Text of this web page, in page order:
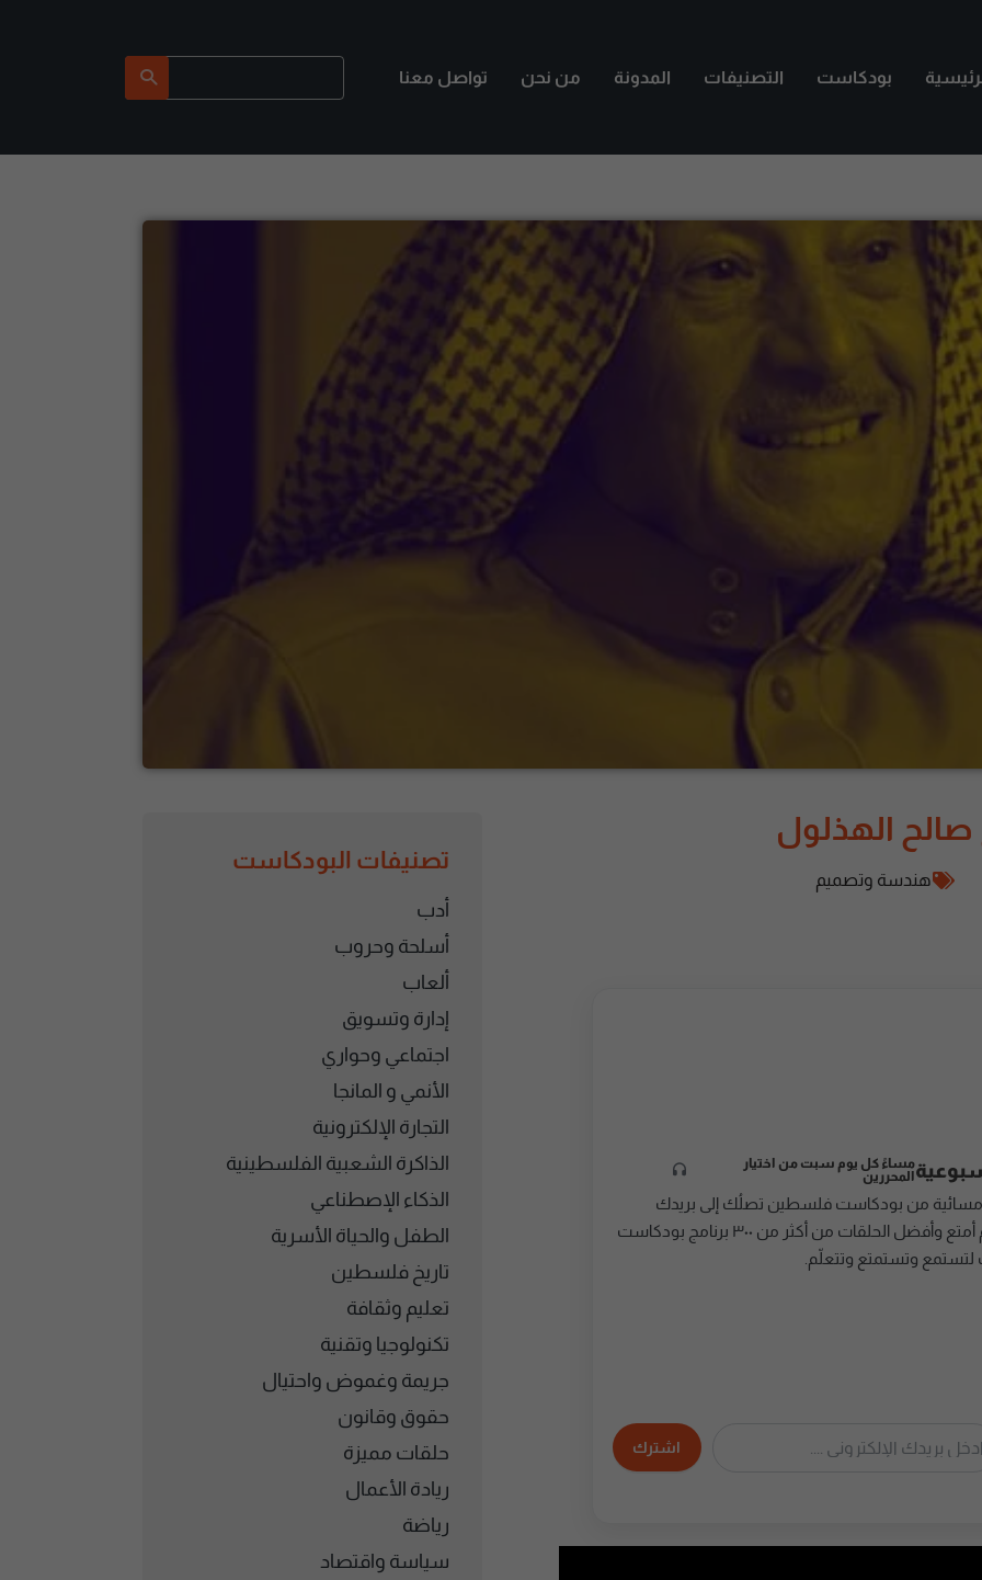
بودكاست التصنيفات المدونة من نحن تواصل معنا
صالح الهذلول
هندسة وتصميم
مساءً كل يوم سبت من اختيار
المحررين
مسائية من بودكاست فلسطين تصلُك إلى بريدك
الإلكتروني، تُقدِّم أمتع وأفضل الحلقات من أكثر من ٣٠٠ برنامج بودكاست
لتستمع وتستمتع وتتعلّم.
اشترك
تصنيفات البودكاست
أدب
أسلحة وحروب
ألعاب
إدارة وتسويق
اجتماعي وحواري
الأنمي و المانجا
التجارة الإلكترونية
الذاكرة الشعبية الفلسطينية
الذكاء الإصطناعي
الطفل والحياة الأسرية
تاريخ فلسطين
تعليم وثقافة
تكنولوجيا وتقنية
جريمة وغموض واحتيال
حقوق وقانون
حلقات مميزة
ريادة الأعمال
رياضة
سياسة واقتصاد